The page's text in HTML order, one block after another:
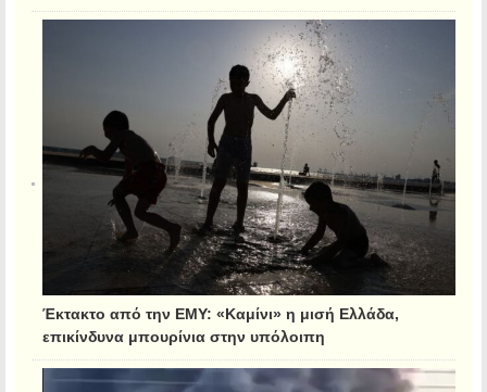
Έκτακτο από την ΕΜΥ: «Καμίνι» η μισή Ελλάδα,
επικίνδυνα μπουρίνια στην υπόλοιπη